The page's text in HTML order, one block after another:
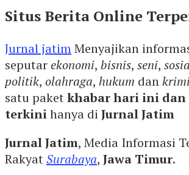
Situs Berita Online
Jurnal jatimMenyajikan
seputarekonomi, bisnis, seni,
politik, olahraga, hukum dan
satu paketkhabar hari ini
terkinihanya di Jurnal Jatim
Jurnal Jatim, Media Informasi
RakyatSurabaya, Jawa Timur.